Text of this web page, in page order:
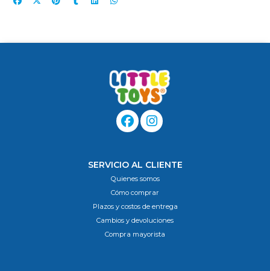
SERVICIO AL CLIENTE
Quienes somos
Cómo comprar
Plazos y costos de entrega
Cambios y devoluciones
Compra mayorista